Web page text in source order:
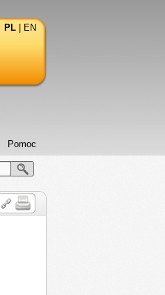
PL EN
Pomoc